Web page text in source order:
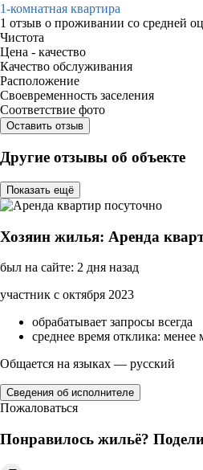
1-комнатная квартира
1 отзыв о проживании со средней
Чистота
Цена - качество
Качество обслуживания
Расположение
Своевременность заселения
Соответствие фото
Оставить отзыв
Другие отзывы об объекте
Показать ещё
Хозяин жилья: Аренда
был на сайте: 2 дня назад
участник с октября 2023
обрабатывает запросы всегда
среднее время отклика:
Общается на языках — русский
Сведения об исполнителе
Пожаловаться
Понравилось жильё?